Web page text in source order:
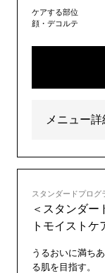
ケアする部位
顔・デコルテ
メニュー詳
スタンダードプログ
＜スタンダー
トモイストケ
うるおいに満ち
る肌を目指す。